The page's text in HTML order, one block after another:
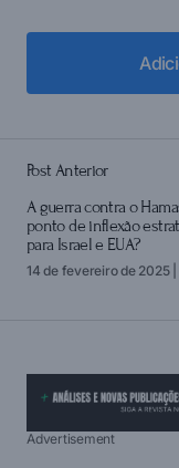
Post Anterior
A guerra contra o
ponto de inflexão
para Israel e EUA?
14 de fevereiro de 2025 |
Advertisement